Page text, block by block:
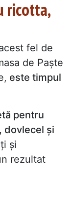
ricotta,
fel de
de Paște
este timpul
pentru
dovlecel și
și
rezultat